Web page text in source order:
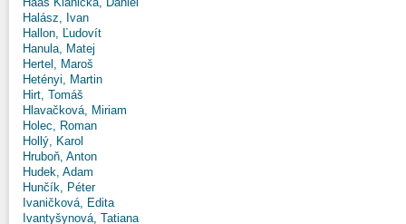
Halász, Ivan
Hallon, Ľudovít
Hanula, Matej
Hertel, Maroš
Hetényi, Martin
Hirt, Tomáš
Hlavačková, Miriam
Holec, Roman
Hollý, Karol
Hruboň, Anton
Hudek, Adam
Hunčík, Péter
Ivaničková, Edita
Ivantyšynová, Tatiana